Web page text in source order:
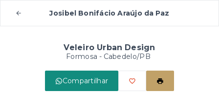
Josibel Bonifácio Araújo da Paz
Veleiro Urban Design
Formosa - Cabedelo/PB
Compartilhar